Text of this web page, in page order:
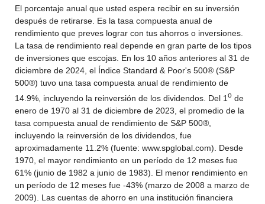
El porcentaje anual que usted espera recibir en su inversión
después de retirarse. Es la tasa compuesta anual de
rendimiento que preves lograr con tus ahorros o inversiones.
La tasa de rendimiento real depende en gran parte de los tipos
de inversiones que escojas. En los 10 años anteriores al 31 de
diciembre de 2024, el Índice Standard & Poor's 500® (S&P
500®) tuvo una tasa compuesta anual de rendimiento de
14.9%, incluyendo la reinversión de los dividendos. Del 1 o de
enero de 1970 al 31 de diciembre de 2023, el promedio de la
tasa compuesta anual de rendimiento de S&P 500®,
incluyendo la reinversión de los dividendos, fue
aproximadamente 11.2% (fuente: www.spglobal.com). Desde
1970, el mayor rendimiento en un período de 12 meses fue
61% (junio de 1982 a junio de 1983). El menor rendimiento en
un período de 12 meses fue -43% (marzo de 2008 a marzo de
2009). Las cuentas de ahorro en una institución financiera